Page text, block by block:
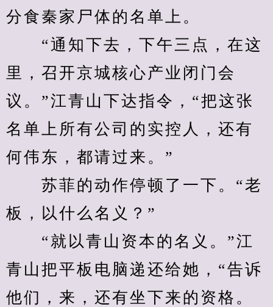
分食秦家尸体的名单上。
“通知下去，下午三点，在这
里，召开京城核心产业闭门会
议。”江青山下达指令，“把这张
名单上所有公司的实控人，还有
何伟东，都请过来。”
苏菲的动作停顿了一下。“老
板，以什么名义？”
“就以青山资本的名义。”江
青山把平板电脑递还给她，“告诉
他们，来，还有坐下来的资格。